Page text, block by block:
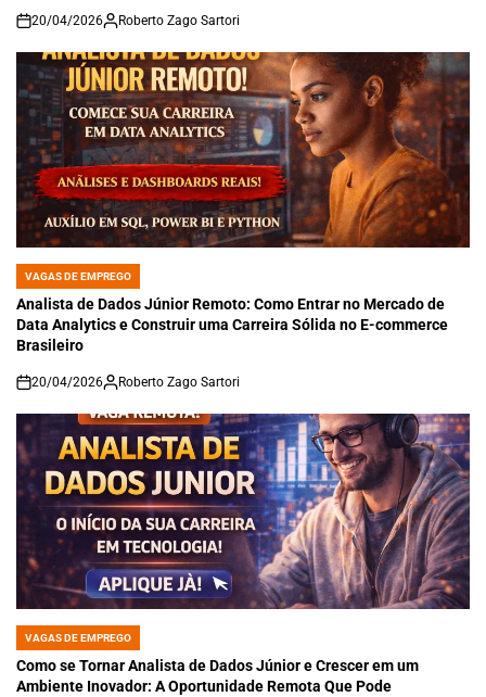
on
20/04/2026 Roberto Zago Sartori
POSTED
IN
VAGAS DE EMPREGO
Analista de Dados Júnior Remoto: Como Entrar no Mercado de
Data Analytics e Construir uma Carreira Sólida no E-commerce
Brasileiro
on
20/04/2026 Roberto Zago Sartori
POSTED
IN
VAGAS DE EMPREGO
Como se Tornar Analista de Dados Júnior e Crescer em um
Ambiente Inovador: A Oportunidade Remota Que Pode